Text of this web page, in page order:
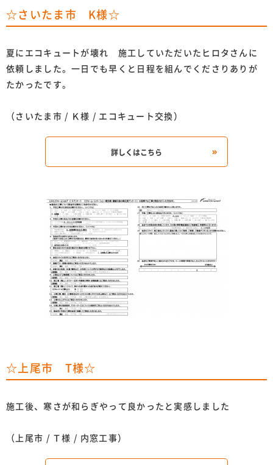
☆さいたま市 K様☆
夏にエコキュートが壊れ 施工していただいたヒロタさんに
依頼しました。一日でも早くと日程を組んでくださりありが
たかったです。
（さいたま市 / Ｋ様 / エコキュート交換）
詳しくはこちら
☆上尾市 T様☆
施工後、寒さが和らぎやって良かったと実感しました
（上尾市 / Ｔ様 / 内窓工事）